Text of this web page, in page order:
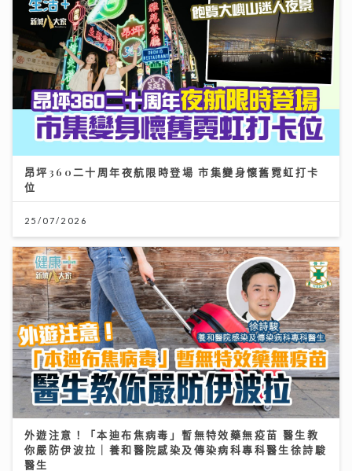
昂坪360二十周年夜航限時登場 市集變身懷舊霓虹打卡
位
25/07/2026
外遊注意！「本迪布焦病毒」暫無特效藥無疫苗 醫生教
你嚴防伊波拉｜養和醫院感染及傳染病科專科醫生徐詩駿
醫生